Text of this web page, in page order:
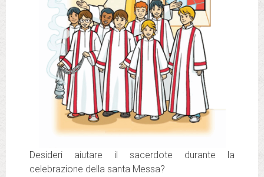
Desideri aiutare il sacerdote durante la
celebrazione della santa Messa?